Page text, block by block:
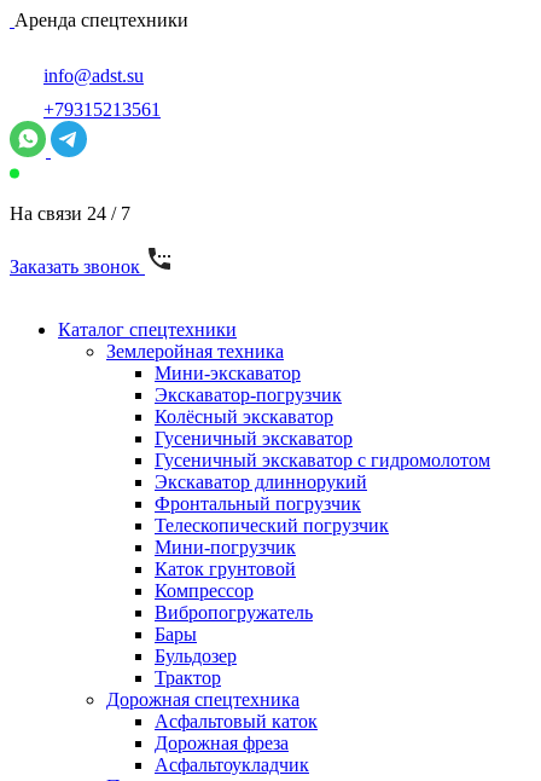
Аренда спецтехники
info@adst.su
+79315213561
На связи 24 / 7
Заказать звонок
Каталог спецтехники
Землеройная техника
Мини-экскаватор
Экскаватор-погрузчик
Колёсный экскаватор
Гусеничный экскаватор
Гусеничный экскаватор с гидромолотом
Экскаватор длиннорукий
Фронтальный погрузчик
Телескопический погрузчик
Мини-погрузчик
Каток грунтовой
Компрессор
Вибропогружатель
Бары
Бульдозер
Трактор
Дорожная спецтехника
Асфальтовый каток
Дорожная фреза
Асфальтоукладчик